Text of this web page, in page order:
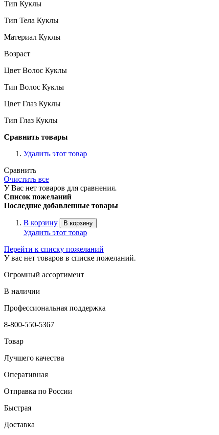
Тип Куклы
Тип Тела Куклы
Материал Куклы
Возраст
Цвет Волос Куклы
Тип Волос Куклы
Цвет Глаз Куклы
Тип Глаз Куклы
Сравнить товары
Удалить этот товар
Сравнить
Очистить все
У Вас нет товаров для сравнения.
Список пожеланий
Последние добавленные товары
В корзину В корзину
Удалить этот товар
Перейти к списку пожеланий
У вас нет товаров в списке пожеланий.
Огромный ассортимент
В наличии
Профессиональная поддержка
8-800-550-5367
Товар
Лучшего качества
Оперативная
Отправка по России
Быстрая
Доставка